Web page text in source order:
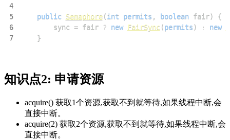
4
5
public Semaphore(int permits , boolean fair)
{
6
        sync
= fair ? new FairSync (permits) : new
7
}
知识点2: 申请资源
acquire() 获取1个资源,获取不到就等待,如果线程中断,会
直接中断。
acquire(2) 获取2个资源,获取不到就等待,如果线程中断,会
直接中断。